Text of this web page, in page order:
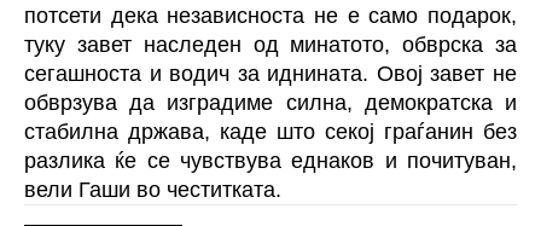
потсети дека независноста не е само подарок,
туку завет наследен од минатото, обврска за
сегашноста и водич за иднината. Овој завет не
обврзува да изградиме силна, демократска и
стабилна држава, каде што секој граѓанин без
разликa ќе се чувствува еднаков и почитуван,
вели Гаши во честитката.